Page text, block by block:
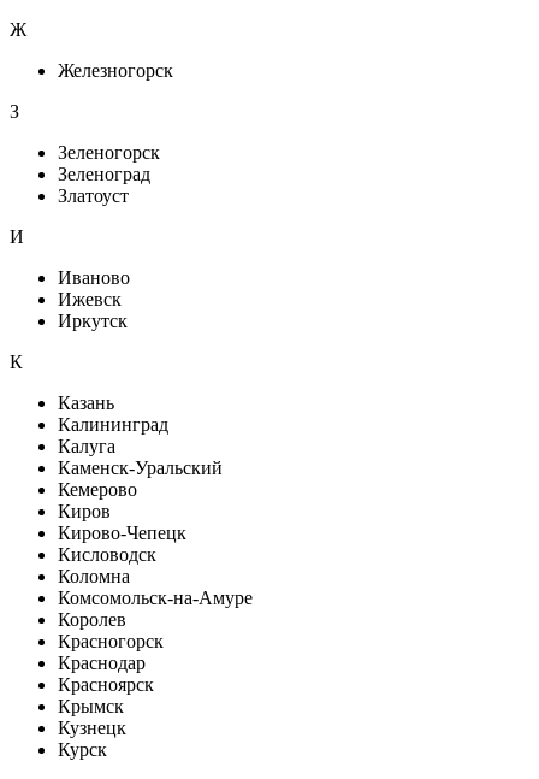
Ж
Железногорск
З
Зеленогорск
Зеленоград
Златоуст
И
Иваново
Ижевск
Иркутск
К
Казань
Калининград
Калуга
Каменск-Уральский
Кемерово
Киров
Кирово-Чепецк
Кисловодск
Коломна
Комсомольск-на-Амуре
Королев
Красногорск
Краснодар
Красноярск
Крымск
Кузнецк
Курск